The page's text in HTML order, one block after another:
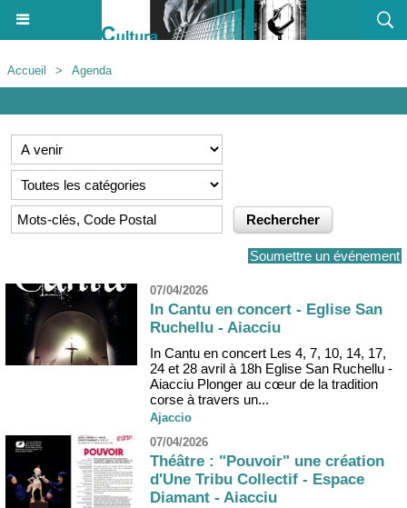
Accueil > Agenda
Soumettre un événement
07/04/2026
In Cantu en concert - Eglise San
Ruchellu - Aiacciu
In Cantu en concert Les 4, 7, 10, 14, 17,
24 et 28 avril à 18h Eglise San Ruchellu -
Aiacciu Plonger au cœur de la tradition
corse à travers un...
Ajaccio
07/04/2026
Théâtre : "Pouvoir" une création
d'Une Tribu Collectif - Espace
Diamant - Aiacciu